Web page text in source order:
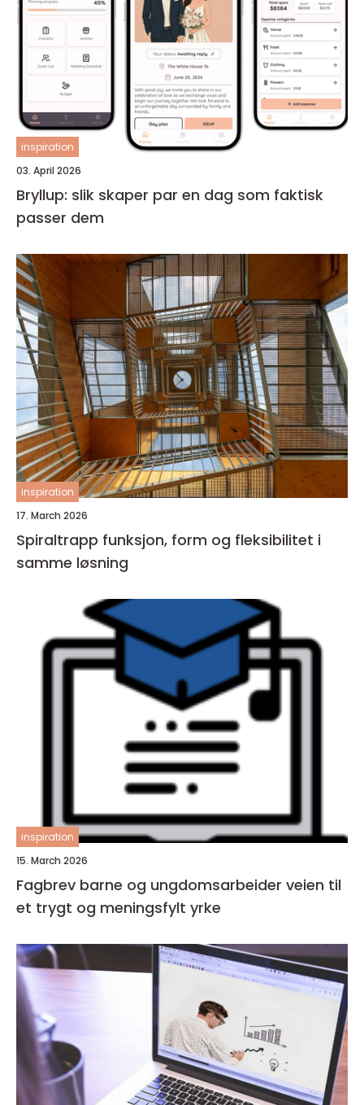
inspiration
03. April 2026
Bryllup: slik skaper par en dag som faktisk
passer dem
inspiration
17. March 2026
Spiraltrapp funksjon, form og fleksibilitet i
samme løsning
inspiration
15. March 2026
Fagbrev barne og ungdomsarbeider veien til
et trygt og meningsfylt yrke